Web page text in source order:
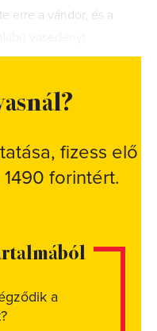
erre a vándor, és a
fizess elő
forintért.
a